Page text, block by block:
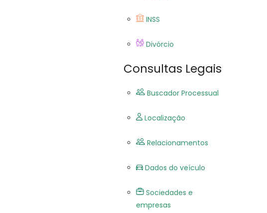
INSS
Divórcio
Consultas Legais
Buscador Processual
Localização
Relacionamentos
Dados do veículo
Sociedades e
empresas